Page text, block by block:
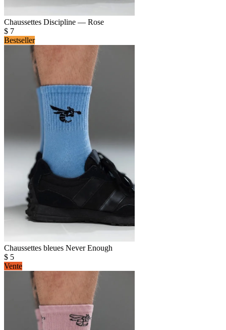
Chaussettes Discipline — Rose
$ 7
Bestseller
Chaussettes bleues Never Enough
$ 5
Vente